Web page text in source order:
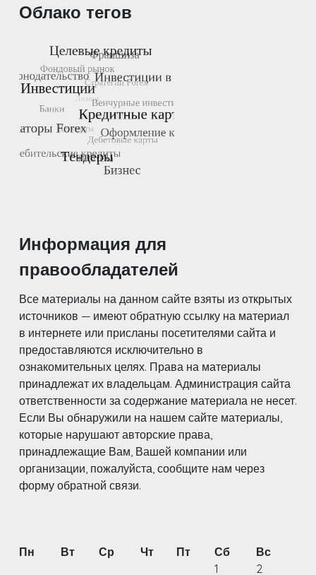
Облако тегов
Информация для
правообладателей
Все материалы на данном сайте взяты из открытых
источников — имеют обратную ссылку на материал
в интернете или присланы посетителями сайта и
предоставляются исключительно в
ознакомительных целях. Права на материалы
принадлежат их владельцам. Администрация сайта
ответственности за содержание материала не несет.
Если Вы обнаружили на нашем сайте материалы,
которые нарушают авторские права,
принадлежащие Вам, Вашей компании или
организации, пожалуйста, сообщите нам через
форму обратной связи.
Пн Вт Ср Чт Пт Сб
Вс
1
2